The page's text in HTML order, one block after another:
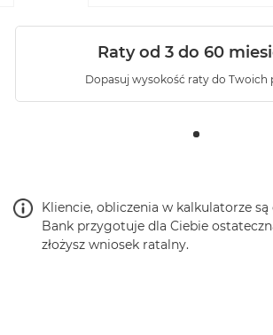
Raty od 3 do 60
Dopasuj wysokość raty do Twoich
Kliencie, obliczenia w kalkulatorze
Bank przygotuje dla Ciebie
złożysz wniosek ratalny.